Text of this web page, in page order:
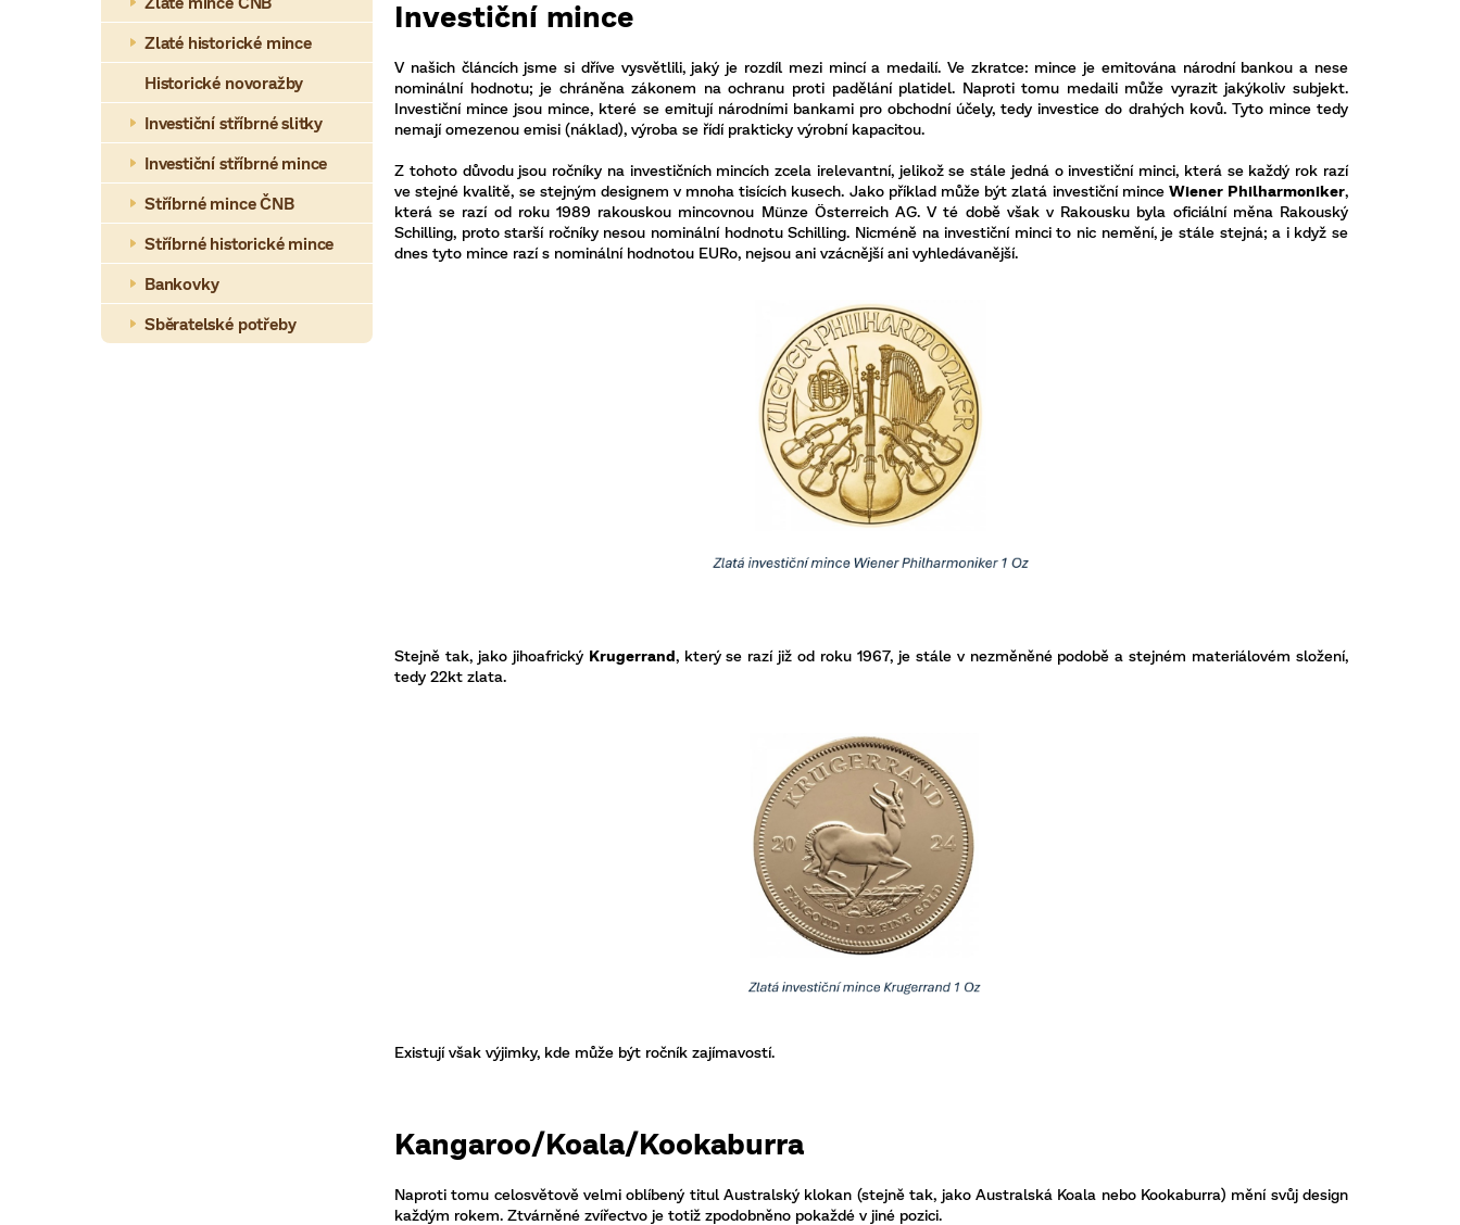
a
n
e
Zlaté historické mince
Historické novoražby
Investiční stříbrné slitky
Investiční stříbrné mince
Stříbrné mince ČNB
Stříbrné historické mince
Bankovky
Sběratelské potřeby
Investiční mince
V našich článcích jsme si dříve vysvětlili, jaký je rozdíl mezi mincí a medailí. Ve zkratce: mince je emitována národní bankou a nese
nominální hodnotu; je chráněna zákonem na ochranu proti padělání platidel. Naproti tomu medaili může vyrazit jakýkoliv subjekt.
Investiční mince jsou mince, které se emitují národními bankami pro obchodní účely, tedy investice do drahých kovů. Tyto mince tedy
nemají omezenou emisi (náklad), výroba se řídí prakticky výrobní kapacitou.
Z tohoto důvodu jsou ročníky na investičních mincích zcela irelevantní, jelikož se stále jedná o investiční minci, která se každý rok razí
ve stejné kvalitě, se stejným designem v mnoha tisících kusech. Jako příklad může být zlatá investiční mince Wiener Philharmoniker,
která se razí od roku 1989 rakouskou mincovnou Münze Österreich AG. V té době však v Rakousku byla oficiální měna Rakouský
Schilling, proto starší ročníky nesou nominální hodnotu Schilling. Nicméně na investiční minci to nic nemění, je stále stejná; a i když se
dnes tyto mince razí s nominální hodnotou EURo, nejsou ani vzácnější ani vyhledávanější.
Stejně tak, jako jihoafrický Krugerrand, který se razí již od roku 1967, je stále v nezměněné podobě a stejném materiálovém složení,
tedy 22kt zlata.
Existují však výjimky, kde může být ročník zajímavostí.
Kangaroo/Koala/Kookaburra
Naproti tomu celosvětově velmi oblíbený titul Australský klokan (stejně tak, jako Australská Koala nebo Kookaburra) mění svůj design
každým rokem. Ztvárněné zvířectvo je totiž zpodobněno pokaždé v jiné pozici.